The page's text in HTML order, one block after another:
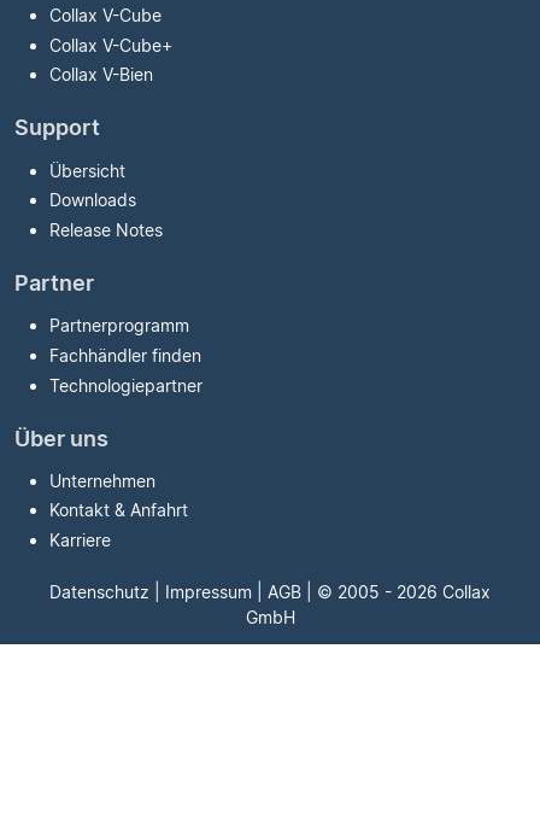
Collax V-Cube
Collax V-Cube+
Collax V-Bien
Support
Übersicht
Downloads
Release Notes
Partner
Partnerprogramm
Fachhändler finden
Technologiepartner
Über uns
Unternehmen
Kontakt & Anfahrt
Karriere
Datenschutz Impressum AGB | © 2005 - 2026 Collax
GmbH